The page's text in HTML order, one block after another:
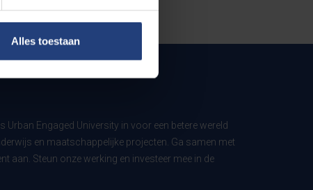
Alles toestaan
Urban Engaged University in voor een betere wereld
en maatschappelijke projecten. Ga samen met
aan. Steun onze werking en investeer mee in de